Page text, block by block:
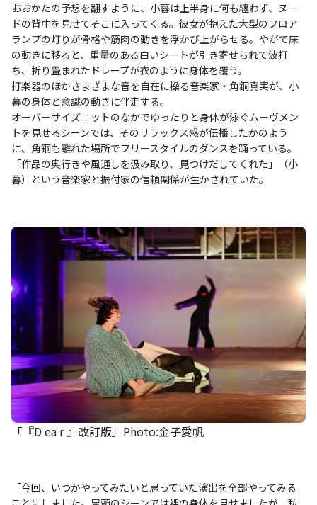
おおかたの予想を翻すように、小暮は上半身に何も纏わず、ヌー
ドの背中を見せてそこに入ってくる。彼女が抱えた大型のフロア
ランプの灯りが骨格や筋肉の動きを浮かび上がらせる。やがて床
の動きに移ると、重量のある白いシートが引き寄せられて波打
ち、折り畳まれたドレープが衣のように身体を覆う。
打楽器のほかさまざまな音を自在に操る音楽家・角銅真実が、小
暮の身体と意識の動きに伴走する。
オーバーサイズニットのなかでゆったりと身体が泳ぐムーヴメン
トを見せるシーンでは、そのリラックス感が伝播したかのよう
に、角銅も離れた場所でフリースタイルのダンスを踊っている。
「作品の奥行きや風通しを汲み取り、見つけだしてくれた」（小
暮）という音楽家と振付家の信頼関係が生かされていた。
「『D ea r 』改訂版」Photo:金子愛帆
「今回、いつかやってみたいと思っていた演出を全部やってみる